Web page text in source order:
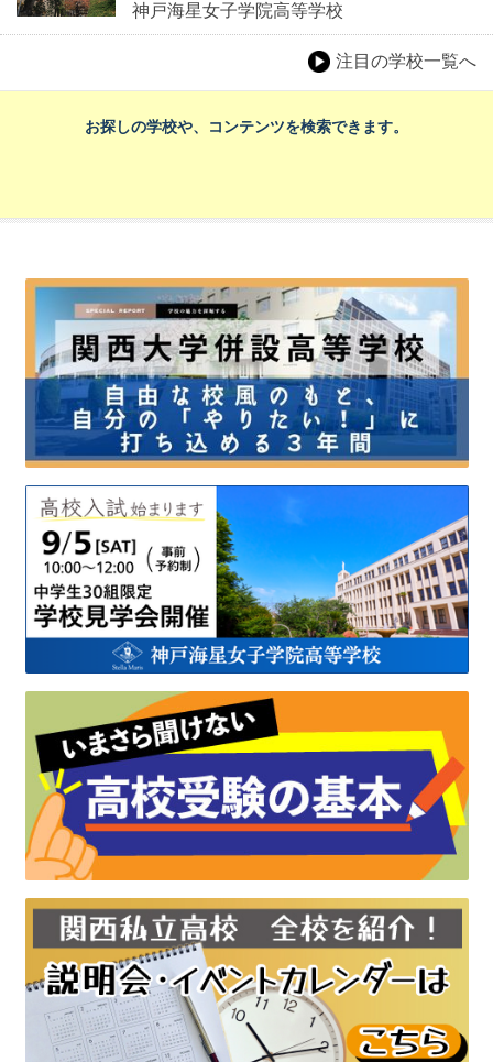
神戸海星女子学院高等学校
注目の学校一覧へ
お探しの学校や、コンテンツを検索できます。